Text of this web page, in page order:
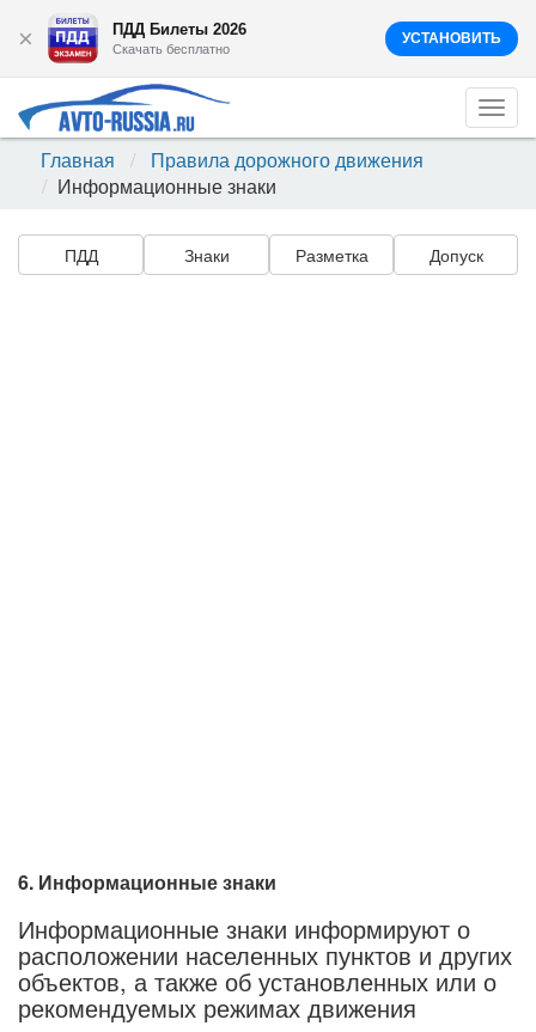
× ПДД Билеты 2026
Скачать бесплатно
УСТАНОВИТЬ
Главная
Правила дорожного движения
Информационные знаки
ПДД Знаки Разметка Допуск
6. Информационные знаки
Информационные знаки информируют о
расположении населенных пунктов и других
объектов, а также об установленных или о
рекомендуемых режимах движения